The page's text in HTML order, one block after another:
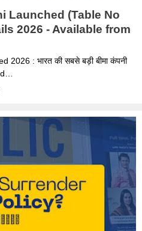
Launched (Table No
2026 - Available from
: भारत की सबसे बड़ी बीमा कंपनी